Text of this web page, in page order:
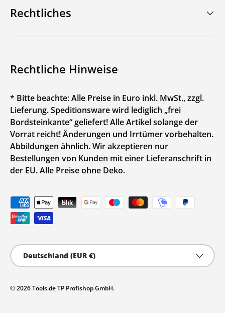
Rechtliches
Rechtliche Hinweise
* Bitte beachte: Alle Preise in Euro inkl. MwSt., zzgl.
Lieferung. Speditionsware wird lediglich „frei
Bordsteinkante“ geliefert! Alle Artikel solange der
Vorrat reicht! Änderungen und Irrtümer vorbehalten.
Abbildungen ähnlich. Wir akzeptieren nur
Bestellungen von Kunden mit einer Lieferanschrift in
der EU. Alle Preise ohne Deko.
Zahlungsmethoden
Land/Region
Deutschland (EUR €)
© 2026Tools.de TP Profishop GmbH.